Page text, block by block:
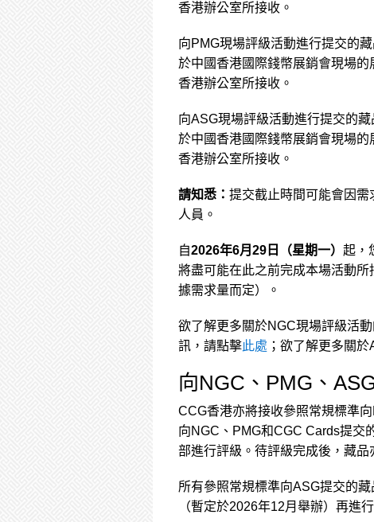
香港辦公室所接收。
向PMG現場評級活動進行提交的
於中國香港國際錢幣展銷會現場的
香港辦公室所接收。
向ASG現場評級活動進行提交的藏
於中國香港國際錢幣展銷會現場的
香港辦公室所接收。
請知悉： 提交截止時間可能會因
人員。
自2026年6月29日（星期一） 起，
將盡可能在此之前完成本場活動
據需求量而定）。
欲了解更多關於NGC現場評級活
訊，請點擊此處 ；欲了解更多關
向NGC、PMG、
CCG香港亦將接收參照常規標準
向NGC、PMG和CGC Cards提交
部進行評級。待評級完成後，藏
所有參照常規標準向ASG提交的
（暫定於2026年12月舉辦）再進